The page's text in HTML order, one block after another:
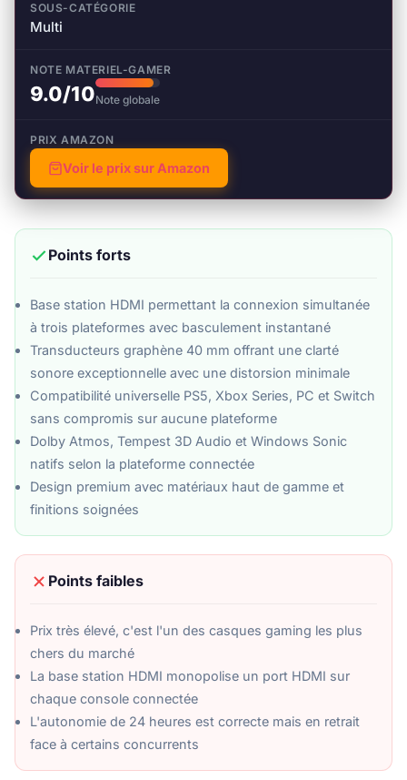
SOUS-CATÉGORIE
Multi
NOTE MATERIEL-GAMER
9.0/10Note globale
PRIX AMAZON
Voir le prix sur Amazon
Points forts
Base station HDMI permettant la connexion simultanée
à trois plateformes avec basculement instantané
Transducteurs graphène 40 mm offrant une clarté
sonore exceptionnelle avec une distorsion minimale
Compatibilité universelle PS5, Xbox Series, PC et Switch
sans compromis sur aucune plateforme
Dolby Atmos, Tempest 3D Audio et Windows Sonic
natifs selon la plateforme connectée
Design premium avec matériaux haut de gamme et
finitions soignées
Points faibles
Prix très élevé, c'est l'un des casques gaming les plus
chers du marché
La base station HDMI monopolise un port HDMI sur
chaque console connectée
L'autonomie de 24 heures est correcte mais en retrait
face à certains concurrents